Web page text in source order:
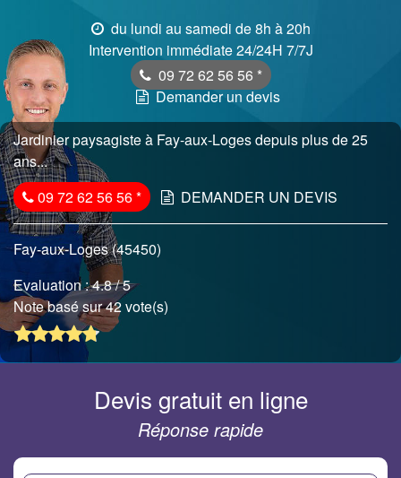
du lundi au samedi de 8h à 20h
Intervention immédiate 24/24H 7/7J
09 72 62 56 56 *
Demander un devis
Jardinier paysagiste à Fay-aux-Loges depuis plus de 25
ans...
09 72 62 56 56* DEMANDER UN DEVIS
Fay-aux-Loges (45450)
Evaluation :4.8/ 5
Note basé sur 42 vote(s)
Devis gratuit en ligne
Réponse rapide